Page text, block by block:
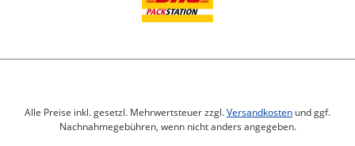
Alle Preise inkl. gesetzl. Mehrwertsteuer zzgl.Versandkosten und ggf.
Nachnahmegebühren, wenn nicht anders angegeben.